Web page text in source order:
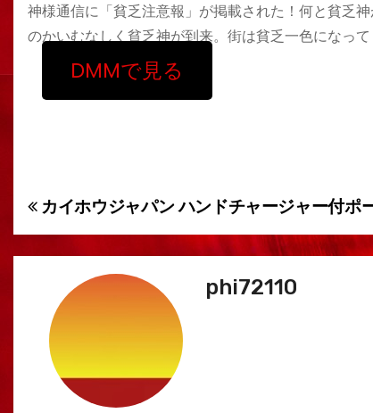
神様通信に「貧乏注意報」が掲載された！何と貧乏
のかいむなしく貧乏神が到来。街は貧乏一色になっ
DMMで見る
投
稿
ビ
ゲ
カイホウジャパン ハンドチャージャー付ポ
phi72110